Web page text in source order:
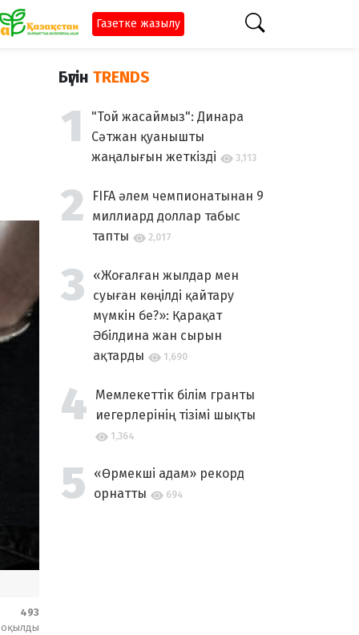
Газетке жазылу
493
оқылды
Бүгін TRENDS
"Той жасаймыз": Динара
Сәтжан қуанышты
жаңалығын жеткізді
3,113
FIFA әлем чемпионатынан 9
миллиард доллар табыс
тапты
2,017
«Жоғалған жылдар мен
суыған көңілді қайтару
мүмкін бе?»: Қарақат
Әбілдина жан сырын
ақтарды
1,690
Мемлекеттік білім гранты
иегерлерінің тізімі шықты
1,364
«Өрмекші адам» рекорд
орнатты
694